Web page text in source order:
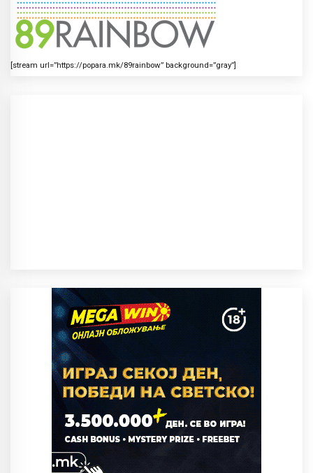
[stream url=”https://popara.mk/89rainbow” background=”gray”]